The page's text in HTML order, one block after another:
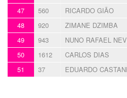
47 560 RICARDO GIÃO
48 920 ZIMANE DZIMBA
49 943 NUNO RAFAEL
50 1612 CARLOS DIAS
51 37 EDUARDO